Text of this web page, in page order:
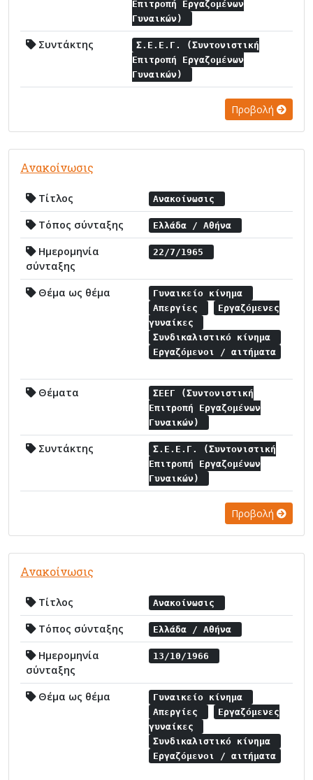
Επιτροπή Εργαζομένων
Γυναικών)
Συντάκτης
Σ.Ε.Ε.Γ. (Συντονιστική
Επιτροπή Εργαζομένων
Γυναικών)
Προβολή
Ανακοίνωσις
Τίτλος Ανακοίνωσις
Τόπος σύνταξης Ελλάδα / Αθήνα
Ημερομηνία
σύνταξης
22/7/1965
Θέμα ως θέμα
Γυναικείο κίνημα
Απεργίες
Εργαζόμενες
γυναίκες
Συνδικαλιστικό κίνημα
Εργαζόμενοι / αιτήματα
Θέματα
ΣΕΕΓ (Συντονιστική
Επιτροπή Εργαζομένων
Γυναικών)
Συντάκτης
Σ.Ε.Ε.Γ. (Συντονιστική
Επιτροπή Εργαζομένων
Γυναικών)
Προβολή
Ανακοίνωσις
Τίτλος Ανακοίνωσις
Τόπος σύνταξης Ελλάδα / Αθήνα
Ημερομηνία
σύνταξης
13/10/1966
Θέμα ως θέμα
Γυναικείο κίνημα
Απεργίες
Εργαζόμενες
γυναίκες
Συνδικαλιστικό κίνημα
Εργαζόμενοι / αιτήματα